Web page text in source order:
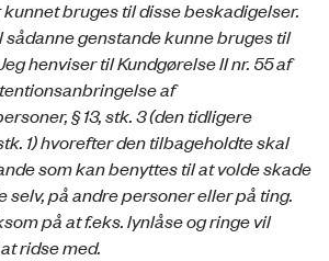
bruges til disse beskadigelser.
sådanne genstande kunne bruges til
henviser til Kundgørelse II nr. 55 af
af
§ 13, stk. 3 (den tidligere
1) hvorefter den tilba­geholdte skal
som kan benyttes til at volde skade
på andre personer eller på ting.
på at f.eks. lynlåse og ringe vil
ridse med.